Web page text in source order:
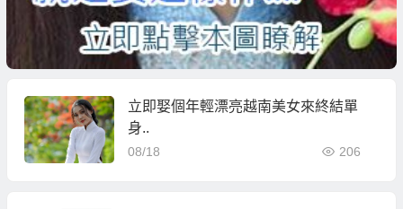
立即娶個年輕漂亮越南美女來終結單
身..
08/18 206